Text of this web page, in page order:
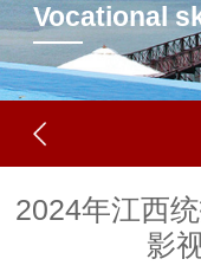
Vocational
2024年江西
影